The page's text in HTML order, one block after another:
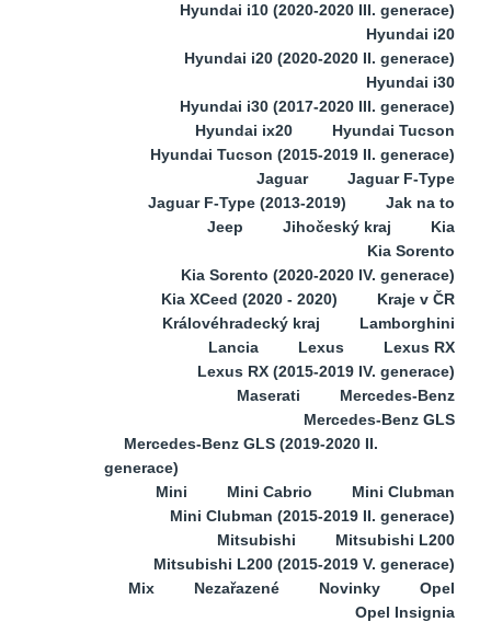
Hyundai i10 (2020-2020 III. generace)
Hyundai i20
Hyundai i20 (2020-2020 II. generace)
Hyundai i30
Hyundai i30 (2017-2020 III. generace)
Hyundai ix20
Hyundai Tucson
Hyundai Tucson (2015-2019 II. generace)
Jaguar
Jaguar F-Type
Jaguar F-Type (2013-2019)
Jak na to
Jeep
Jihočeský kraj
Kia
Kia Sorento
Kia Sorento (2020-2020 IV. generace)
Kia XCeed (2020 - 2020)
Kraje v ČR
Královéhradecký kraj
Lamborghini
Lancia
Lexus
Lexus RX
Lexus RX (2015-2019 IV. generace)
Maserati
Mercedes-Benz
Mercedes-Benz GLS
Mercedes-Benz GLS (2019-2020 II.
generace)
Mini
Mini Cabrio
Mini Clubman
Mini Clubman (2015-2019 II. generace)
Mitsubishi
Mitsubishi L200
Mitsubishi L200 (2015-2019 V. generace)
Mix
Nezařazené Novinky
Opel
Opel Insignia